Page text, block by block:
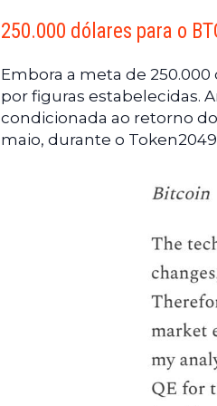
250.000 dólares para o
Embora a meta de
por figuras estabelecidas.
condicionada ao retorno
maio, durante o